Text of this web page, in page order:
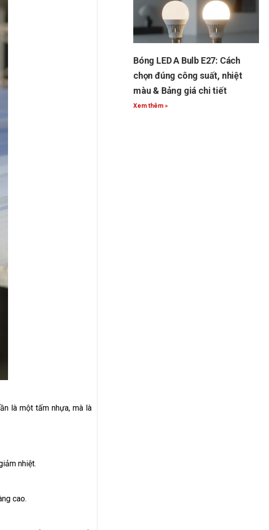
là một tấm nhựa, mà là
nhiệt.
cao.
Bóng LED A Bulb E27: Cách
chọn đúng công suất, nhiệt
màu & Bảng giá chi tiết
Xem thêm »